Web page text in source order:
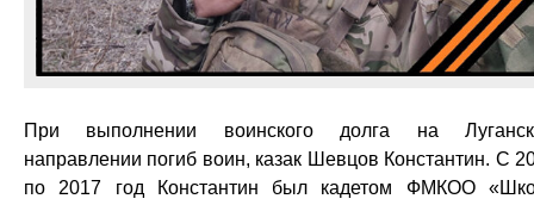
При выполнении воинского долга на
направлении погиб воин, казак Шевцов Константин. С
по 2017 год Константин был кадетом ФМКОО